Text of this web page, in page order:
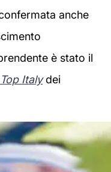
anche
è stato il
Italydei